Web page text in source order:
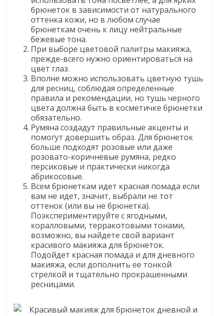
брюнеток в зависимости от натурального
оттенка кожи, но в любом случае
брюнеткам очень к лицу нейтральные
бежевые тона.
При выборе цветовой палитры макияжа,
прежде-всего нужно ориентироваться на
цвет глаз.
Вполне можно использовать цветную тушь
для ресниц, соблюдая определенные
правила и рекомендации, но тушь черного
цвета должна быть в косметичке брюнетки
обязательно.
Румяна создадут правильные акценты и
помогут довершить образ. Для брюнеток
больше подходят розовые или даже
розовато-коричневые румяна, редко
персиковые и практически никогда
абрикосовые.
Всем брюнеткам идет красная помада если
вам не идет, значит, выбрали не тот
оттенок (или вы не брюнетка).
Поэкспериментируйте с ягодными,
коралловыми, терракотовыми тонами,
возможно, вы найдете свой вариант
красивого макияжа для брюнеток.
Подойдет красная помада и для дневного
макияжа, если дополнить ее тонкой
стрелкой и тщательно прокрашенными
ресницами.